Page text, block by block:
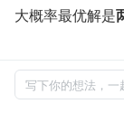
大概率最优解是
内部微服务之间
约的好处。对外
写下你的想法，一